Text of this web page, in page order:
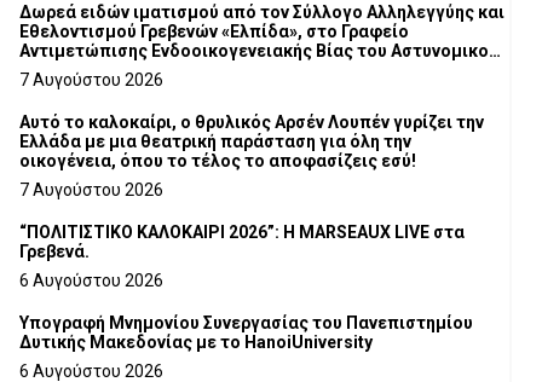
Δωρεά ειδών ιματισμού από τον Σύλλογο Αλληλεγγύης και
Εθελοντισμού Γρεβενών «Ελπίδα», στο Γραφείο
Αντιμετώπισης Ενδοοικογενειακής Βίας του Αστυνομικού
Τμήματος Γρεβενών
7 Αυγούστου 2026
Αυτό το καλοκαίρι, ο θρυλικός Αρσέν Λουπέν γυρίζει την
Ελλάδα με μια θεατρική παράσταση για όλη την
οικογένεια, όπου το τέλος το αποφασίζεις εσύ!
7 Αυγούστου 2026
“ΠΟΛΙΤΙΣΤΙΚΟ ΚΑΛΟΚΑΙΡΙ 2026”: Η MARSEAUX LIVE στα
Γρεβενά.
6 Αυγούστου 2026
Υπογραφή Μνημονίου Συνεργασίας του Πανεπιστημίου
Δυτικής Μακεδονίας με το HanoiUniversity
6 Αυγούστου 2026